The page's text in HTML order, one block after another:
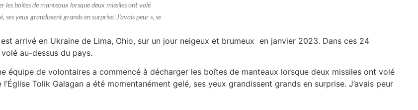
les boîtes de manteaux lorsque deux missiles ont volé
yeux grandissent grands en surprise. J'avais peur », se
arrivé en Ukraine de Lima, Ohio, sur un jour neigeux et brumeux en janvier 2023. Dans ces 24
au-dessus du pays.
équipe de volontaires a commencé à décharger les boîtes de manteaux lorsque deux missiles ont volé
Tolik Galagan a été momentanément gelé, ses yeux grandissent grands en surprise. J’avais peur